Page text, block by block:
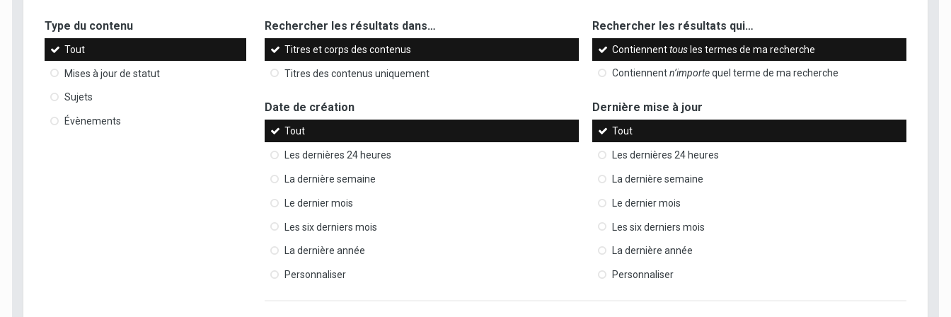
Type du contenu
Tout
Mises à jour de statut
Sujets
Évènements
Rechercher les résultats dans…
Titres et corps des contenus
Titres des contenus uniquement
Rechercher les résultats qui…
Contiennenttousles termes de ma recherche
Contiennentn’importequel terme de ma recherche
Date de création
Tout
Les dernières 24 heures
La dernière semaine
Le dernier mois
Les six derniers mois
La dernière année
Personnaliser
Dernière mise à jour
Tout
Les dernières 24 heures
La dernière semaine
Le dernier mois
Les six derniers mois
La dernière année
Personnaliser